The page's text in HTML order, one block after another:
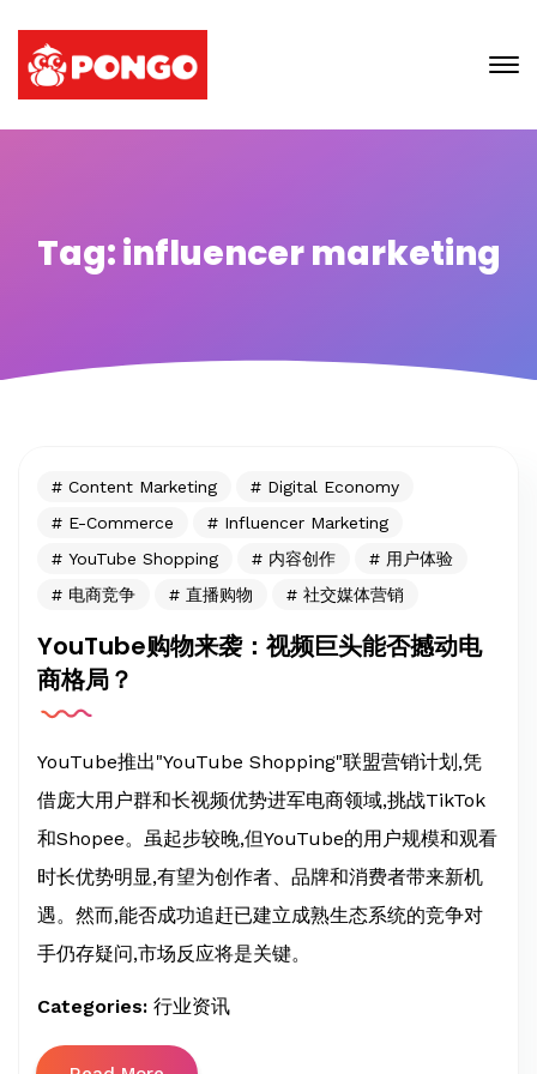
Tag: influencer marketing
Content Marketing
Digital Economy
E-Commerce
Influencer Marketing
YouTube Shopping
内容创作
用户体验
电商竞争
直播购物 社交媒体营销
YouTube购物来袭：视频巨头能否撼动电
商格局？
YouTube推出"YouTube Shopping"联盟营销计划,凭
借庞大用户群和长视频优势进军电商领域,挑战TikTok
和Shopee。虽起步较晚,但YouTube的用户规模和观看
时长优势明显,有望为创作者、品牌和消费者带来新机
遇。然而,能否成功追赶已建立成熟生态系统的竞争对
手仍存疑问,市场反应将是关键。
Categories: 行业资讯